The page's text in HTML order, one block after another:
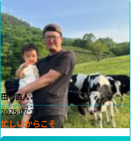
田村直人
2025.07.28
忙しいからこそ